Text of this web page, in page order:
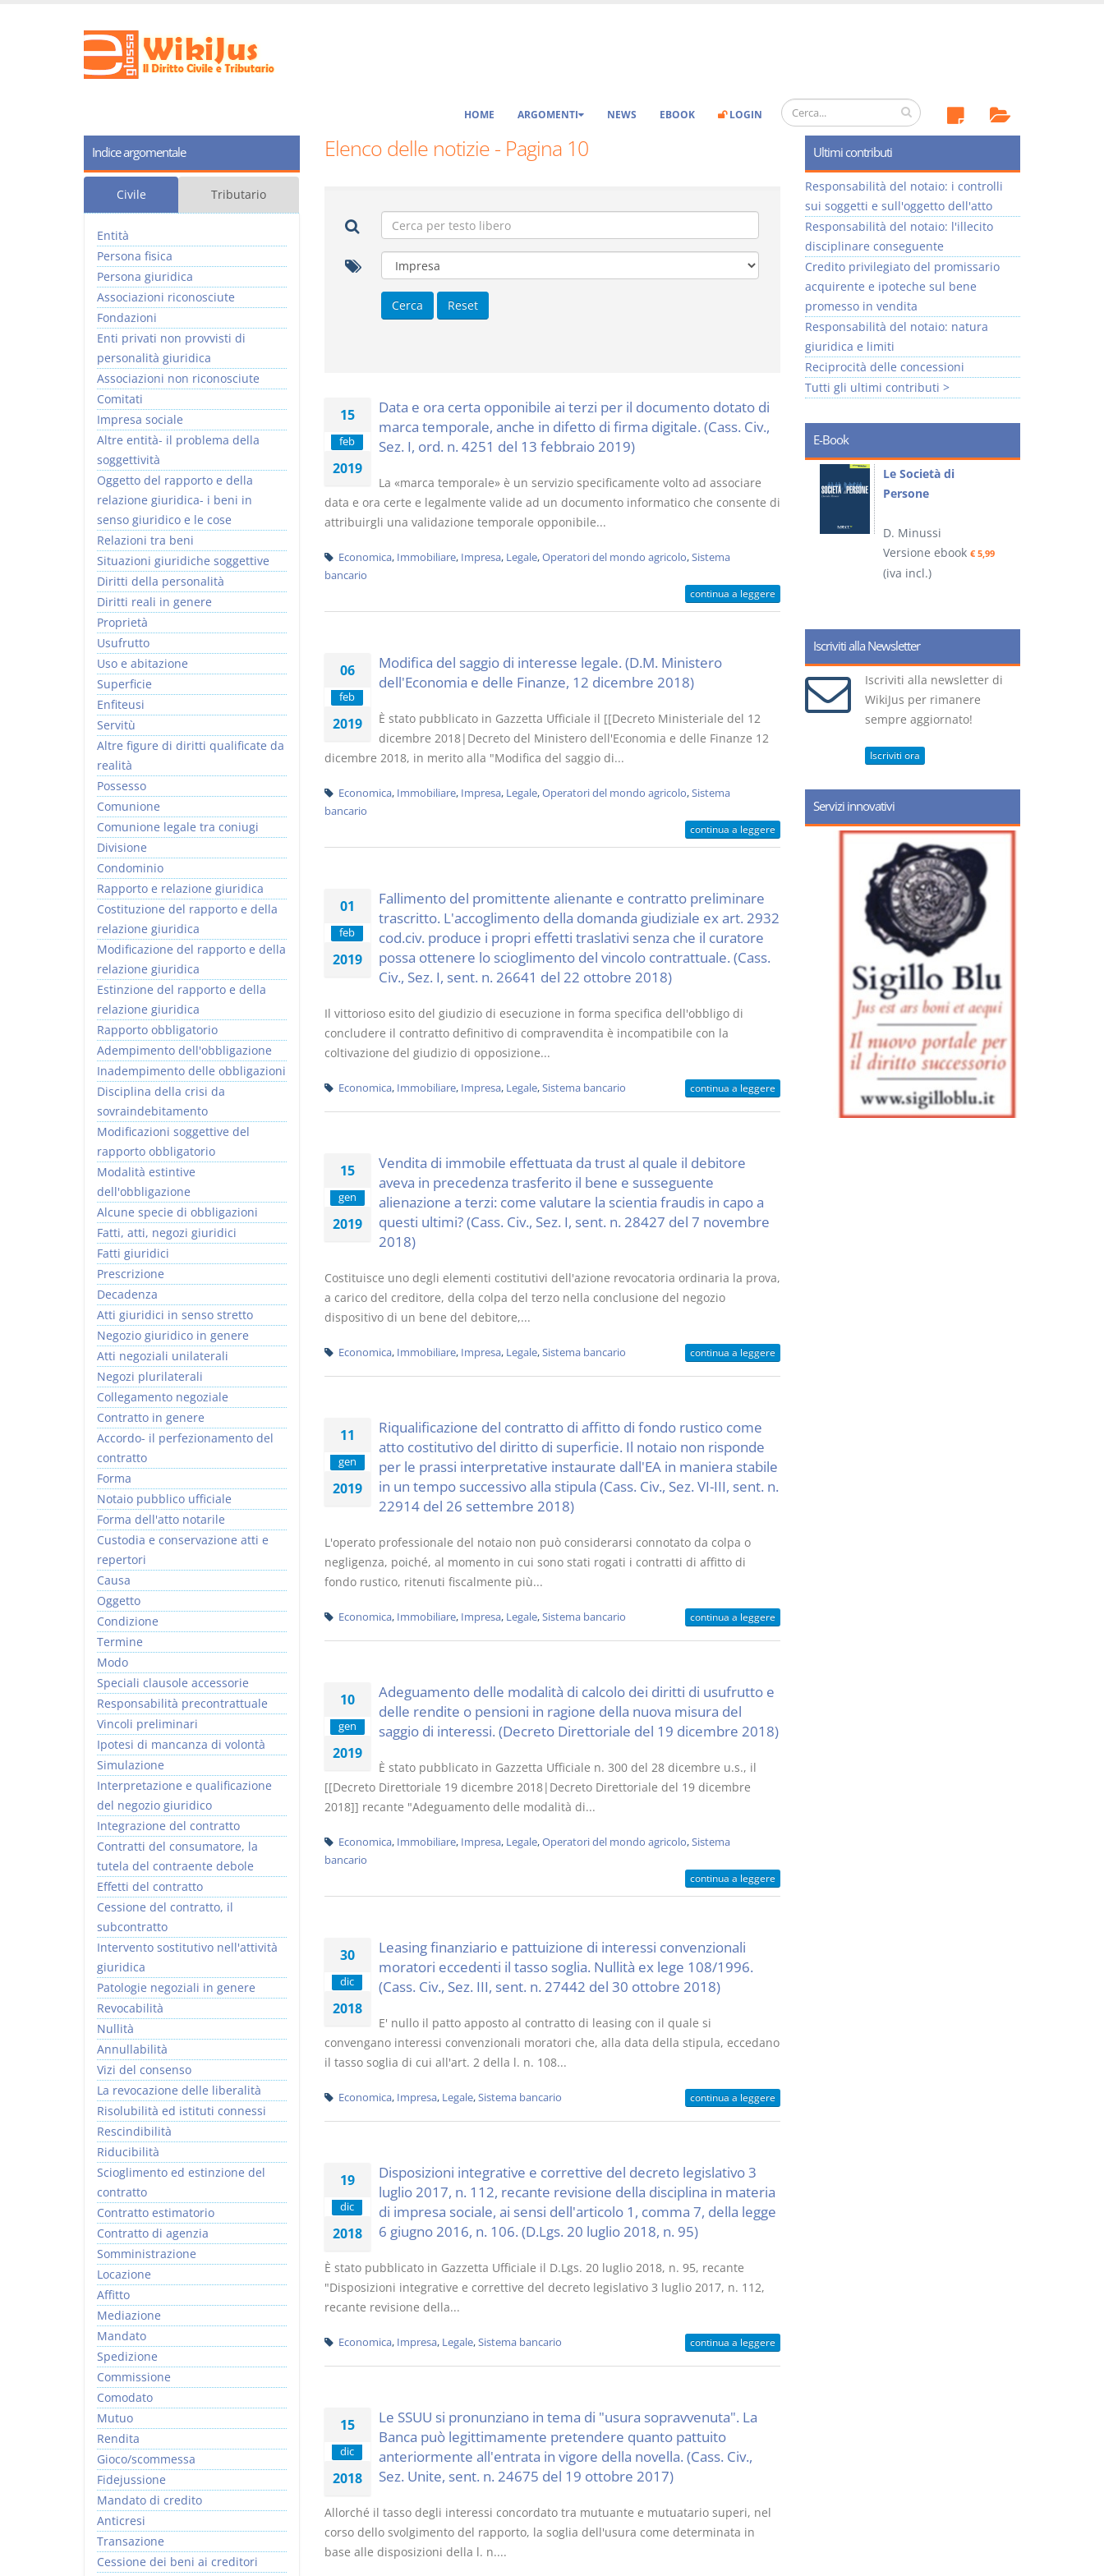
HOME ARGOMENTI NEWS EBOOK LOGIN
Elenco delle notizie - Pagina 10
15
feb
2019
Data e ora certa opponibile ai terzi per il documento dotato di
marca temporale, anche in difetto di firma digitale. (Cass. Civ.,
Sez. I, ord. n. 4251 del 13 febbraio 2019)
La «marca temporale» è un servizio specificamente volto ad associare
data e ora certe e legalmente valide ad un documento informatico che consente di
attribuirgli una validazione temporale opponibile...
Economica, Immobiliare, Impresa, Legale,Operatori del mondo agricolo,Sistema
bancario
continua a leggere
06
feb
2019
Modifica del saggio di interesse legale. (D.M. Ministero
dell'Economia e delle Finanze, 12 dicembre 2018)
È stato pubblicato in Gazzetta Ufficiale il [[Decreto Ministeriale del 12
dicembre 2018|Decreto del Ministero dell'Economia e delle Finanze 12
dicembre 2018, in merito alla "Modifica del saggio di...
Economica, Immobiliare, Impresa, Legale,Operatori del mondo agricolo,Sistema
bancario
continua a leggere
01
feb
2019
Fallimento del promittente alienante e contratto preliminare
trascritto. L'accoglimento della domanda giudiziale ex art. 2932
cod.civ. produce i propri effetti traslativi senza che il curatore
possa ottenere lo scioglimento del vincolo contrattuale. (Cass.
Civ., Sez. I, sent. n. 26641 del 22 ottobre 2018)
Il vittorioso esito del giudizio di esecuzione in forma specifica dell'obbligo di
concludere il contratto definitivo di compravendita è incompatibile con la
coltivazione del giudizio di opposizione...
Economica, Immobiliare, Impresa, Legale,Sistema bancario continua a leggere
15
gen
2019
Vendita di immobile effettuata da trust al quale il debitore
aveva in precedenza trasferito il bene e susseguente
alienazione a terzi: come valutare la scientia fraudis in capo a
questi ultimi? (Cass. Civ., Sez. I, sent. n. 28427 del 7 novembre
2018)
Costituisce uno degli elementi costitutivi dell'azione revocatoria ordinaria la prova,
a carico del creditore, della colpa del terzo nella conclusione del negozio
dispositivo di un bene del debitore,...
Economica, Immobiliare, Impresa, Legale,Sistema bancario continua a leggere
11
gen
2019
Riqualificazione del contratto di affitto di fondo rustico come
atto costitutivo del diritto di superficie. Il notaio non risponde
per le prassi interpretative instaurate dall'EA in maniera stabile
in un tempo successivo alla stipula (Cass. Civ., Sez. VI-III, sent. n.
22914 del 26 settembre 2018)
L'operato professionale del notaio non può considerarsi connotato da colpa o
negligenza, poiché, al momento in cui sono stati rogati i contratti di affitto di
fondo rustico, ritenuti fiscalmente più...
Economica, Immobiliare, Impresa, Legale,Sistema bancario continua a leggere
10
gen
2019
Adeguamento delle modalità di calcolo dei diritti di usufrutto e
delle rendite o pensioni in ragione della nuova misura del
saggio di interessi. (Decreto Direttoriale del 19 dicembre 2018)
È stato pubblicato in Gazzetta Ufficiale n. 300 del 28 dicembre u.s., il
[[Decreto Direttoriale 19 dicembre 2018|Decreto Direttoriale del 19 dicembre
2018]] recante "Adeguamento delle modalità di...
Economica, Immobiliare, Impresa, Legale,Operatori del mondo agricolo,Sistema
bancario
continua a leggere
30
dic
2018
Leasing finanziario e pattuizione di interessi convenzionali
moratori eccedenti il tasso soglia. Nullità ex lege 108/1996.
(Cass. Civ., Sez. III, sent. n. 27442 del 30 ottobre 2018)
E' nullo il patto apposto al contratto di leasing con il quale si
convengano interessi convenzionali moratori che, alla data della stipula, eccedano
il tasso soglia di cui all'art. 2 della l. n. 108...
Economica, Impresa, Legale,Sistema bancario continua a leggere
19
dic
2018
Disposizioni integrative e correttive del decreto legislativo 3
luglio 2017, n. 112, recante revisione della disciplina in materia
di impresa sociale, ai sensi dell'articolo 1, comma 7, della legge
6 giugno 2016, n. 106. (D.Lgs. 20 luglio 2018, n. 95)
È stato pubblicato in Gazzetta Ufficiale il D.Lgs. 20 luglio 2018, n. 95, recante
"Disposizioni integrative e correttive del decreto legislativo 3 luglio 2017, n. 112,
recante revisione della...
Economica, Impresa, Legale,Sistema bancario continua a leggere
15
dic
2018
Le SSUU si pronunziano in tema di "usura sopravvenuta". La
Banca può legittimamente pretendere quanto pattuito
anteriormente all'entrata in vigore della novella. (Cass. Civ.,
Sez. Unite, sent. n. 24675 del 19 ottobre 2017)
Allorché il tasso degli interessi concordato tra mutuante e mutuatario superi, nel
corso dello svolgimento del rapporto, la soglia dell'usura come determinata in
base alle disposizioni della l. n....
Indice argomentale
Civile Tributario
Entità
Persona fisica
Persona giuridica
Associazioni riconosciute
Fondazioni
Enti privati non provvisti di
personalità giuridica
Associazioni non riconosciute
Comitati
Impresa sociale
Altre entità- il problema della
soggettività
Oggetto del rapporto e della
relazione giuridica- i beni in
senso giuridico e le cose
Relazioni tra beni
Situazioni giuridiche soggettive
Diritti della personalità
Diritti reali in genere
Proprietà
Usufrutto
Uso e abitazione
Superficie
Enfiteusi
Servitù
Altre figure di diritti qualificate da
realità
Possesso
Comunione
Comunione legale tra coniugi
Divisione
Condominio
Rapporto e relazione giuridica
Costituzione del rapporto e della
relazione giuridica
Modificazione del rapporto e della
relazione giuridica
Estinzione del rapporto e della
relazione giuridica
Rapporto obbligatorio
Adempimento dell'obbligazione
Inadempimento delle obbligazioni
Disciplina della crisi da
sovraindebitamento
Modificazioni soggettive del
rapporto obbligatorio
Modalità estintive
dell'obbligazione
Alcune specie di obbligazioni
Fatti, atti, negozi giuridici
Fatti giuridici
Prescrizione
Decadenza
Atti giuridici in senso stretto
Negozio giuridico in genere
Atti negoziali unilaterali
Negozi plurilaterali
Collegamento negoziale
Contratto in genere
Accordo- il perfezionamento del
contratto
Forma
Notaio pubblico ufficiale
Forma dell'atto notarile
Custodia e conservazione atti e
repertori
Causa
Oggetto
Condizione
Termine
Modo
Speciali clausole accessorie
Responsabilità precontrattuale
Vincoli preliminari
Ipotesi di mancanza di volontà
Simulazione
Interpretazione e qualificazione
del negozio giuridico
Integrazione del contratto
Contratti del consumatore, la
tutela del contraente debole
Effetti del contratto
Cessione del contratto, il
subcontratto
Intervento sostitutivo nell'attività
giuridica
Patologie negoziali in genere
Revocabilità
Nullità
Annullabilità
Vizi del consenso
La revocazione delle liberalità
Risolubilità ed istituti connessi
Rescindibilità
Riducibilità
Scioglimento ed estinzione del
contratto
Contratto estimatorio
Contratto di agenzia
Somministrazione
Locazione
Affitto
Mediazione
Mandato
Spedizione
Commissione
Comodato
Mutuo
Rendita
Gioco/scommessa
Fidejussione
Mandato di credito
Anticresi
Transazione
Cessione dei beni ai creditori
Ultimi contributi
Responsabilità del notaio: i controlli
sui soggetti e sull'oggetto dell'atto
Responsabilità del notaio: l'illecito
disciplinare conseguente
Credito privilegiato del promissario
acquirente e ipoteche sul bene
promesso in vendita
Responsabilità del notaio: natura
giuridica e limiti
Reciprocità delle concessioni
Tutti gli ultimi contributi >
E-Book
Prescrizione e
Versione ebook€ 4,19
Rapporto e
relazione giuridica
Versione ebook
(iva incl.)
D. Minussi
Minussi
(iva incl.)
Le Società di
Persone
D. Minussi
Versione ebook € 5,99
(iva incl.)
Iscriviti alla Newsletter
Iscriviti alla newsletter di
WikiJus per rimanere
sempre aggiornato!
Iscriviti ora
Servizi innovativi